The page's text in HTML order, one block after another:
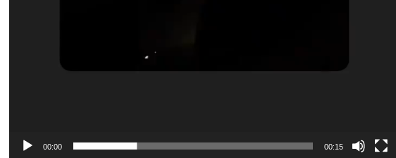
00:00 00:15